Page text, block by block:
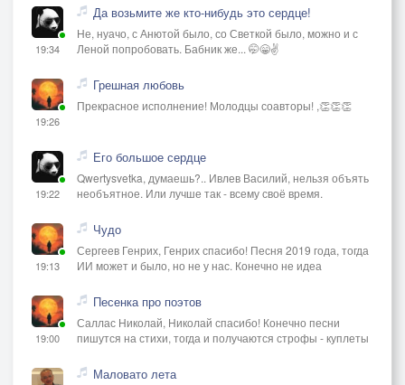
19:34
Да возьмите же кто-нибудь это сердце!
Не, нуачо, с Анютой было, со Светкой было, можно и с
Леной попробовать. Бабник же... 🤭😁✌️
19:26
Грешная любовь
Прекрасное исполнение! Молодцы соавторы! ,👏👏👏
19:22
Его большое сердце
Qwertysvetka, думаешь?.. Ивлев Василий, нельзя объять
необъятное. Или лучше так - всему своё время.
19:13
Чудо
Сергеев Генрих, Генрих спасибо! Песня 2019 года, тогда
ИИ может и было, но не у нас. Конечно не идеа
19:00
Песенка про поэтов
Саллас Николай, Николай спасибо! Конечно песни
пишутся на стихи, тогда и получаются строфы - куплеты
Маловато лета